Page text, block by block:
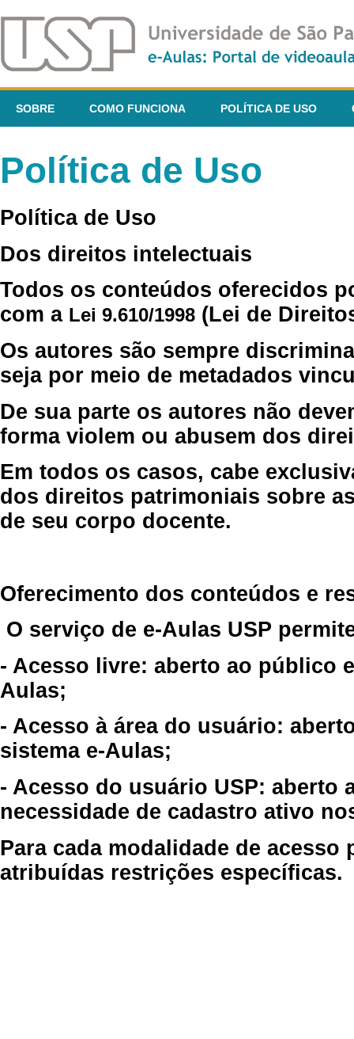
SOBRE COMO FUNCIONA POLÍTICA DE USO
Política de Uso
Política de Uso
Dos direitos intelectuais
Todos os conteúdos oferecidos
com a Lei 9.610/1998 (Lei de
Os autores são sempre
seja por meio de metadados
De sua parte os autores não
forma violem ou abusem dos
Em todos os casos, cabe
dos direitos patrimoniais sobre
de seu corpo docente.
Oferecimento dos conteúdos e
O serviço de e-Aulas USP
- Acesso livre: aberto ao público
Aulas;
- Acesso à área do usuário:
sistema e-Aulas;
- Acesso do usuário USP: aberto
necessidade de cadastro ativo
Para cada modalidade de
atribuídas restrições específicas.